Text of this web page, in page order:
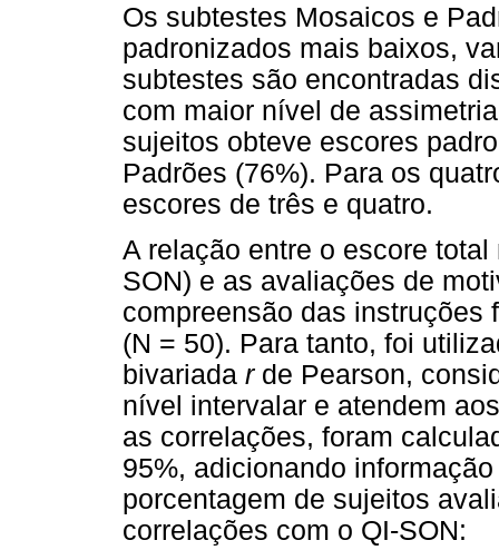
Os subtestes Mosaicos e
padronizados mais baixos,
subtestes são encontradas
com maior nível de
sujeitos obteve escores
Padrões (76%). Para os
escores de três e quatro.
A relação entre o escore
SON) e as avaliações de
compreensão das instruções
(N = 50). Para tanto, foi
bivariada rde Pearson,
nível intervalar e atendem
as correlações, foram
95%, adicionando
porcentagem de sujeitos
correlações com o QI-SON: